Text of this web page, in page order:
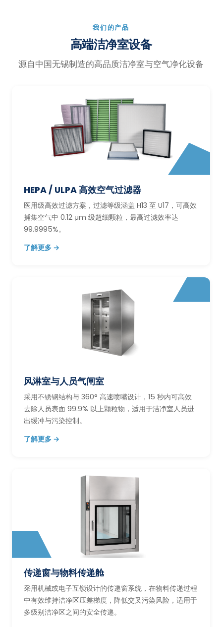
我们的产品
高端洁净室设备
源自中国无锡制造的高品质洁净室与空气净化设备
HEPA / ULPA 高效空气过滤器
医用级高效过滤方案，过滤等级涵盖 H13 至 U17，可高效
捕集空气中 0.12 μm 级超细颗粒，最高过滤效率达
99.9995%。
了解更多 →
风淋室与人员气闸室
采用不锈钢结构与 360° 高速喷嘴设计，15 秒内可高效
去除人员表面 99.9% 以上颗粒物，适用于洁净室人员进
出缓冲与污染控制。
了解更多 →
传递窗与物料传递舱
采用机械或电子互锁设计的传递窗系统，在物料传递过程
中有效维持洁净区压差梯度，降低交叉污染风险，适用于
多级别洁净区之间的安全传递。